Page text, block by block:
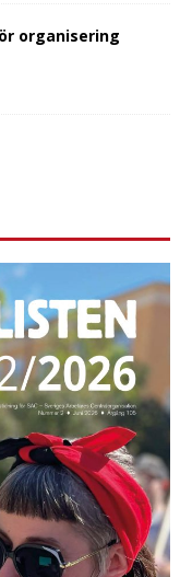
organisering